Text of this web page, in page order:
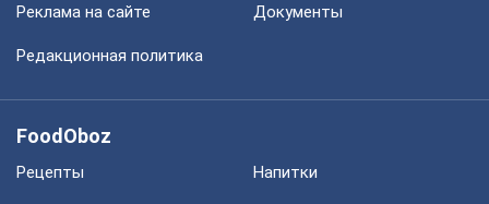
Реклама на сайте Документы
Редакционная политика
FoodOboz
Рецепты
Напитки